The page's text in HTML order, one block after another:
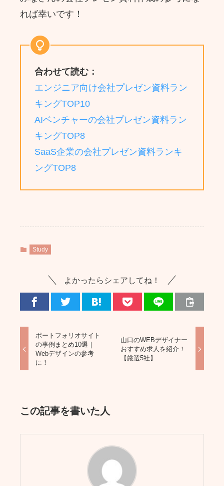
れば幸いです！
合わせて読む：
エンジニア向け会社プレゼン資料ラン
キングTOP10
AIベンチャーの会社プレゼン資料ラン
キングTOP8
SaaS企業の会社プレゼン資料ランキ
ングTOP8
Study
よかったらシェアしてね！
ポートフォリオサイト
の事例まとめ10選｜
Webデザインの参考
に！
山口のWEBデザイナー
おすすめ求人を紹介！
【厳選5社】
この記事を書いた人